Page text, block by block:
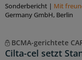
Sonderbericht | Mit
Germany GmbH, Berlin
BCMA-gerichtete
Cilta-cel setzt